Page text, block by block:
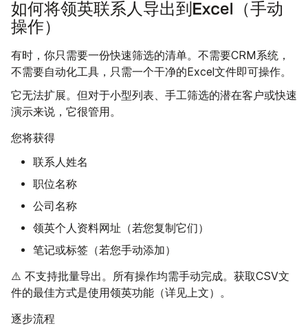
如何将领英联系人导出到Excel（手动
操作）
有时，你只需要一份快速筛选的清单。不需要CRM系统，
不需要自动化工具，只需一个干净的Excel文件即可操作。
它无法扩展。但对于小型列表、手工筛选的潜在客户或快速
演示来说，它很管用。
您将获得
联系人姓名
职位名称
公司名称
领英个人资料网址（若您复制它们）
笔记或标签（若您手动添加）
⚠️ 不支持批量导出。所有操作均需手动完成。获取CSV文
件的最佳方式是使用领英功能（详见上文）。
逐步流程